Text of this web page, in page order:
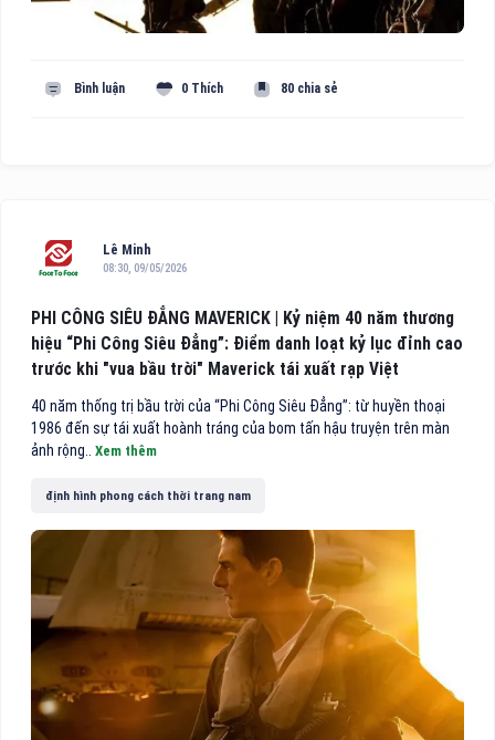
Bình luận 0 Thích 80 chia sẻ
Lê Minh
08:30, 09/05/2026
PHI CÔNG SIÊU ĐẲNG MAVERICK | Kỷ niệm 40 năm thương
hiệu “Phi Công Siêu Đẳng”: Điểm danh loạt kỷ lục đỉnh cao
trước khi "vua bầu trời" Maverick tái xuất rạp Việt
40 năm thống trị bầu trời của “Phi Công Siêu Đẳng”: từ huyền thoại
1986 đến sự tái xuất hoành tráng của bom tấn hậu truyện trên màn
ảnh rộng.. Xem thêm
định hình phong cách thời trang nam